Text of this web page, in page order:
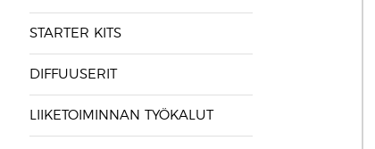
STARTER KITS
DIFFUUSERIT
LIIKETOIMINNAN TYÖKALUT